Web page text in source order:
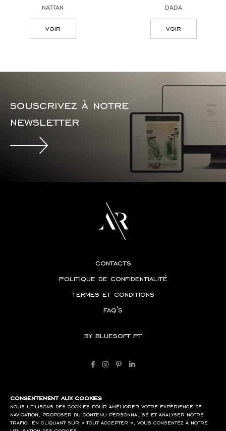
nattan
voir
dada
voir
souscrivez à notre
newsletter
contacts
politique de confidentialité
termes et conditions
faq's
by bluesoft.pt
consentement aux cookies
nous utilisons des cookies pour améliorer votre expérience de
navigation, proposer du contenu personnalisé et analyser notre
trafic. en cliquant sur « tout accepter », vous consentez à notre